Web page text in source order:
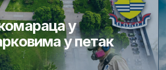
у
у петак